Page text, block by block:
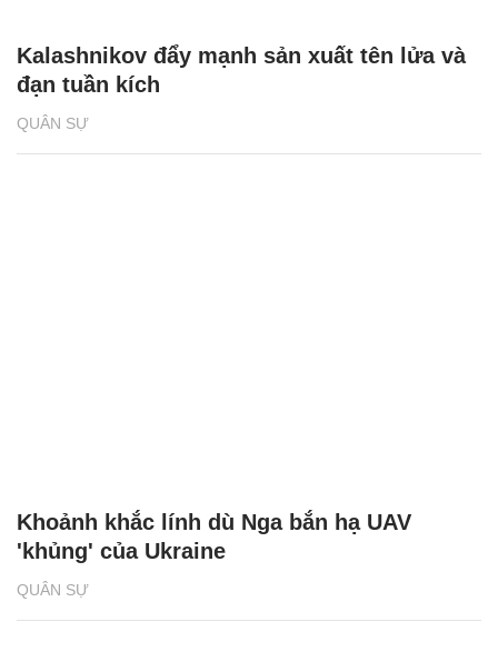
QUÂN SỰ
Kalashnikov đẩy mạnh sản xuất tên lửa và
đạn tuần kích
QUÂN SỰ
Khoảnh khắc lính dù Nga bắn hạ UAV
'khủng' của Ukraine